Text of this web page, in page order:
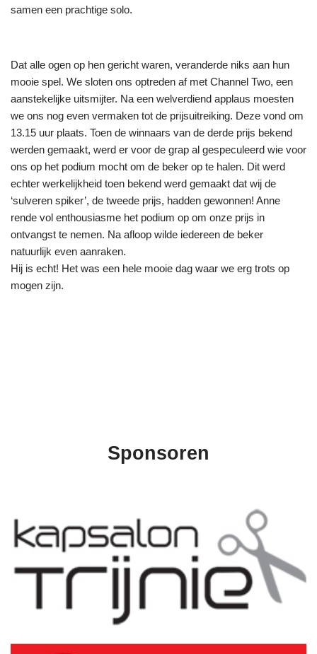
samen een prachtige solo.
Dat alle ogen op hen gericht waren, veranderde niks aan hun
mooie spel. We sloten ons optreden af met Channel Two, een
aanstekelijke uitsmijter. Na een welverdiend applaus moesten
we ons nog even vermaken tot de prijsuitreiking. Deze vond om
13.15 uur plaats. Toen de winnaars van de derde prijs bekend
werden gemaakt, werd er voor de grap al gespeculeerd wie voor
ons op het podium mocht om de beker op te halen. Dit werd
echter werkelijkheid toen bekend werd gemaakt dat wij de
‘sulveren spiker’, de tweede prijs, hadden gewonnen! Anne
rende vol enthousiasme het podium op om onze prijs in
ontvangst te nemen. Na afloop wilde iedereen de beker
natuurlijk even aanraken.
Hij is echt! Het was een hele mooie dag waar we erg trots op
mogen zijn.
Sponsoren